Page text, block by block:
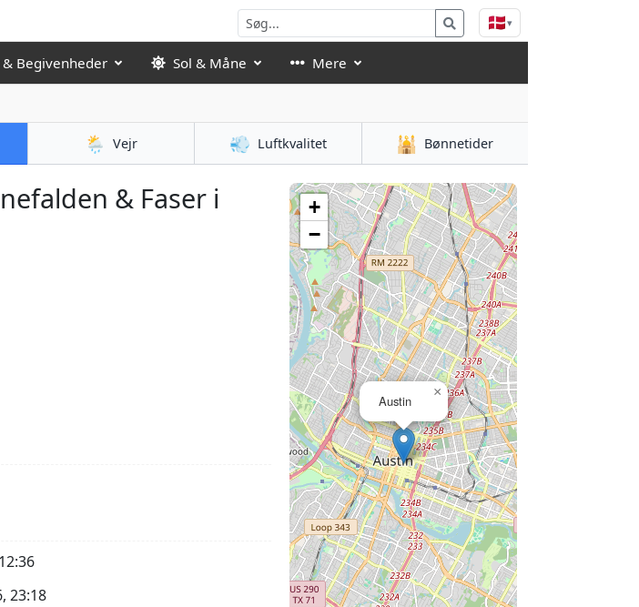
🇩🇰▾
Begivenheder Sol & Måne Mere
🌦️ Vejr 💨 Luftkvalitet 🕌 Bønnetider
& Faser i
23:18
Austin
×
+
−